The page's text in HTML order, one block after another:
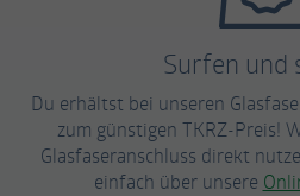
Surfen und
Du erhältst bei unseren
zum günstigen TKRZ-Preis!
Glasfaseranschluss direkt
einfach über unsere